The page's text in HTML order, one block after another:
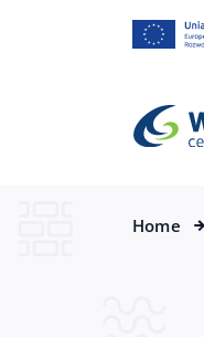
Home